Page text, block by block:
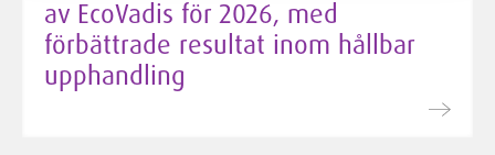
av EcoVadis för 2026, med
förbättrade resultat inom hållbar
upphandling